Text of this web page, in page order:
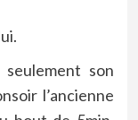
seulement son
l’ancienne